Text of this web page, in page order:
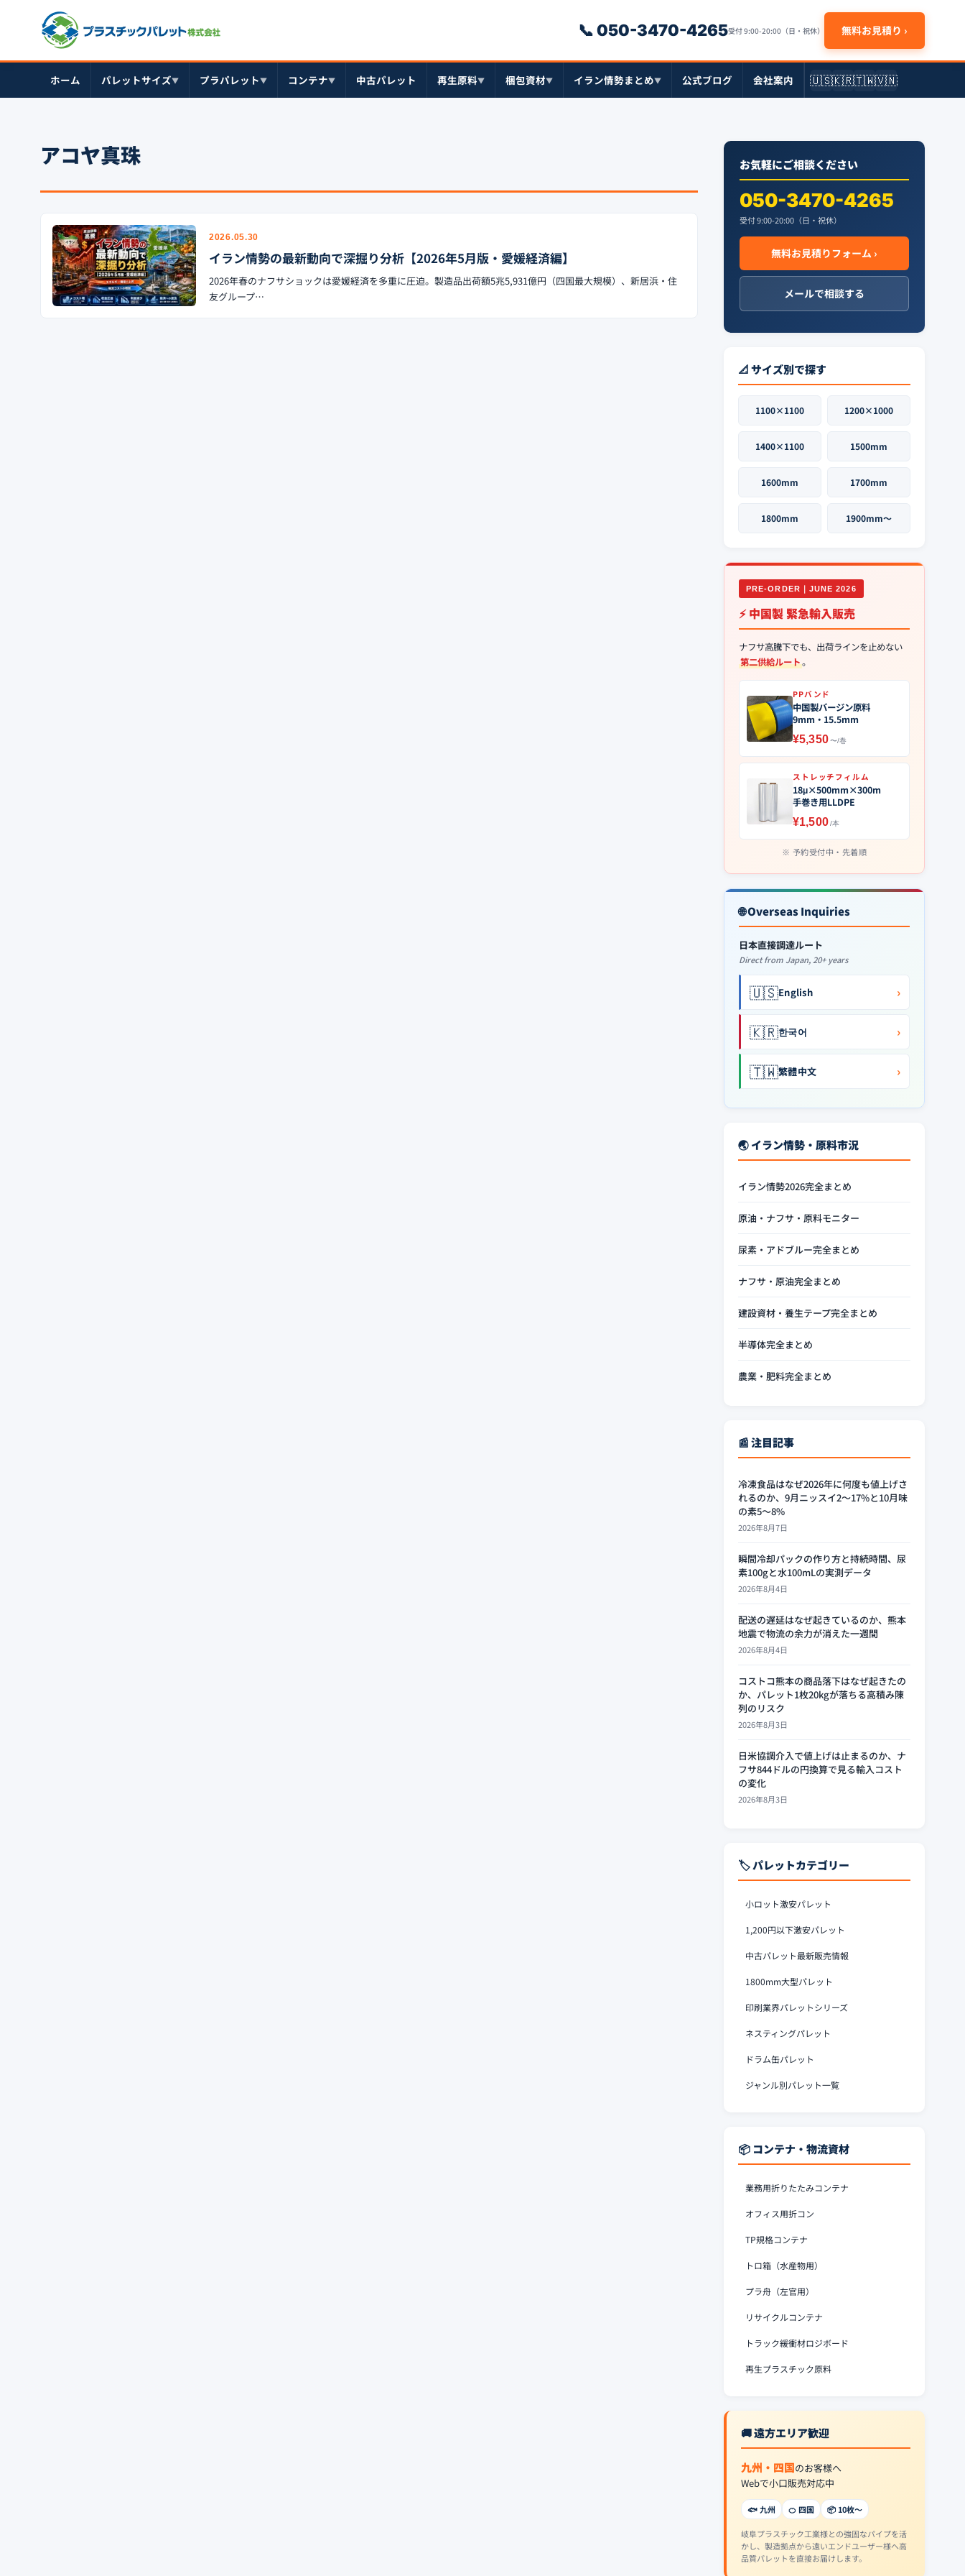
📞 050-3470-4265受付 9:00-20:00（日・祝休） 無料お見積り ›
ホーム パレットサイズ▼ プラパレット▼ コンテナ▼ 中古パレット 再生原料▼ 梱包資材▼ イラン情勢まとめ▼ 公式ブログ 会社案内 🇺🇸🇰🇷🇹🇼🇻🇳
アコヤ真珠
2026.05.30
イラン情勢の最新動向で深掘り分析【2026年5月版・愛媛経済編】
2026年春のナフサショックは愛媛経済を多重に圧迫。製造品出荷額5兆5,931億円（四国最大規模）、新居浜・住
友グループ…
お気軽にご相談ください
050-3470-4265
受付 9:00-20:00（日・祝休）
無料お見積りフォーム ›
メールで相談する
📐 サイズ別で探す
1100×1100 1200×1000
1400×1100 1500mm
1600mm 1700mm
1800mm 1900mm〜
PRE-ORDER｜JUNE 2026
⚡ 中国製 緊急輸入販売
ナフサ高騰下でも、出荷ラインを止めない
第二供給ルート。
PPバンド
中国製バージン原料
9mm・15.5mm
¥5,350〜/巻
ストレッチフィルム
18μ×500mm×300m
手巻き用LLDPE
¥1,500/本
予約受付中・先着順
🌐 Overseas Inquiries
日本直接調達ルート
Direct from Japan, 20+ years
🇺🇸English ›
🇰🇷한국어 ›
🇹🇼繁體中文 ›
🌏 イラン情勢・原料市況
イラン情勢2026完全まとめ
原油・ナフサ・原料モニター
尿素・アドブルー完全まとめ
ナフサ・原油完全まとめ
建設資材・養生テープ完全まとめ
半導体完全まとめ
農業・肥料完全まとめ
📰 注目記事
冷凍食品はなぜ2026年に何度も値上げさ
れるのか、9月ニッスイ2〜17%と10月味
の素5〜8%
2026年8月7日
瞬間冷却パックの作り方と持続時間、尿
素100gと水100mLの実測データ
2026年8月4日
配送の遅延はなぜ起きているのか、熊本
地震で物流の余力が消えた一週間
2026年8月4日
コストコ熊本の商品落下はなぜ起きたの
か、パレット1枚20kgが落ちる高積み陳
列のリスク
2026年8月3日
日米協調介入で値上げは止まるのか、ナ
フサ844ドルの円換算で見る輸入コスト
の変化
2026年8月3日
🏷️ パレットカテゴリー
小ロット激安パレット
1,200円以下激安パレット
中古パレット最新販売情報
1800mm大型パレット
印刷業界パレットシリーズ
ネスティングパレット
ドラム缶パレット
ジャンル別パレット一覧
📦 コンテナ・物流資材
業務用折りたたみコンテナ
オフィス用折コン
TP規格コンテナ
トロ箱（水産物用）
プラ舟（左官用）
リサイクルコンテナ
トラック緩衝材ロジボード
再生プラスチック原料
🚚 遠方エリア歓迎
九州・四国のお客様へ
Webで小口販売対応中
🐟 九州 🍊 四国 📦 10枚〜
岐阜プラスチック工業様との強固なパイプを活
かし、製造拠点から遠いエンドユーザー様へ高
品質パレットを直接お届けします。